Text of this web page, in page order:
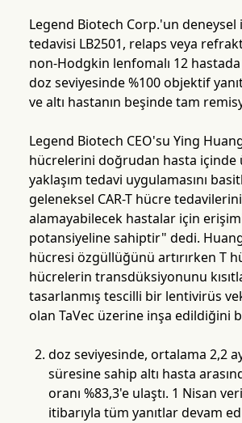
Legend Biotech Corp.'un deneysel
tedavisi LB2501, relaps veya
non-Hodgkin lenfomalı 12
doz seviyesinde %100 objektif
ve altı hastanın beşinde tam
Legend Biotech CEO'su Ying
hücrelerini doğrudan hasta içinde
yaklaşım tedavi uygulamasını
geleneksel CAR-T hücre tedavilerini
alamayabilecek hastalar için
potansiyeline sahiptir" dedi.
hücresi özgüllüğünü artırırken T
hücrelerin transdüksiyonunu
tasarlanmış tescilli bir lentivirüs
olan TaVec üzerine inşa edildiğini
doz seviyesinde, ortalama 2,2
süresine sahip altı hasta
oranı %83,3'e ulaştı. 1 Nisan
itibarıyla tüm yanıtlar devam